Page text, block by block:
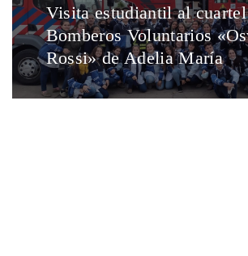
Visita estudiantil al
Bomberos Voluntarios
Rossi» de Adelia María